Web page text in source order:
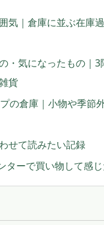
気｜倉庫に並ぶ在庫
・気になったもの｜3
貨
の倉庫｜小物や季節
せて読みたい記録
ターで買い物して感